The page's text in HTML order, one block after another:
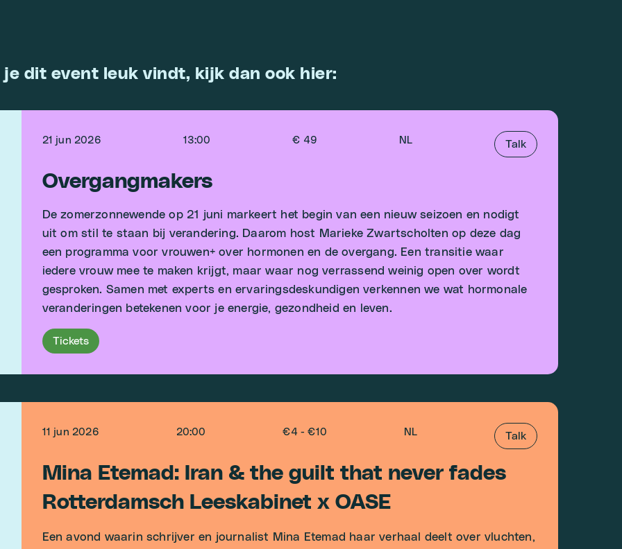
je dit event leuk vindt, kijk dan ook hier:
21 jun 2026 13:00 € 49 NL Talk
Overgangmakers
‍De zomerzonnewende op 21 juni markeert het begin van een nieuw seizoen en nodigt
uit om stil te staan bij verandering. Daarom host Marieke Zwartscholten op deze dag
een programma voor vrouwen+ over hormonen en de overgang. Een transitie waar
iedere vrouw mee te maken krijgt, maar waar nog verrassend weinig open over wordt
gesproken. Samen met experts en ervaringsdeskundigen verkennen we wat hormonale
veranderingen betekenen voor je energie, gezondheid en leven.
Tickets
11 jun 2026 20:00 €4 - €10 NL Talk
Mina Etemad: Iran & the guilt that never fades
Rotterdamsch Leeskabinet x OASE
Een avond waarin schrijver en journalist Mina Etemad haar verhaal deelt over vluchten,